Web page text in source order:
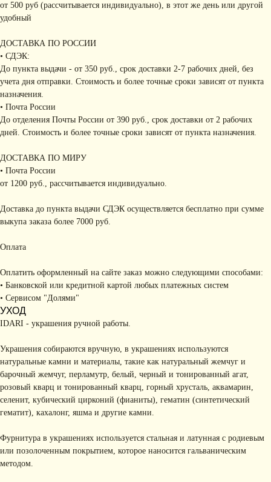
от 500 руб (рассчитывается индивидуально), в этот же день или другой
удобный
ДОСТАВКА ПО РОССИИ
• СДЭК:
До пункта выдачи - от 350 руб., срок доставки 2-7 рабочих дней, без
учета дня отправки. Стоимость и более точные сроки зависят от пункта
назначения.
• Почта России
До отделения Почты России от 390 руб., срок доставки от 2 рабочих
дней. Стоимость и более точные сроки зависят от пункта назначения.
ДОСТАВКА ПО МИРУ
• Почта России
от 1200 руб., рассчитывается индивидуально.
Доставка до пункта выдачи СДЭК осуществляется бесплатно при сумме
выкупа заказа более 7000 руб.
Оплата
Оплатить оформленный на сайте заказ можно следующими способами:
• Банковской или кредитной картой любых платежных систем
• Сервисом "Долями"
УХОД
IDARI - украшения ручной работы.
Украшения собираются вручную, в украшениях используются
натуральные камни и материалы, такие как натуральный жемчуг и
барочный жемчуг, перламутр, белый, черный и тонированный агат,
розовый кварц и тонированный кварц, горный хрусталь, аквамарин,
селенит, кубический цирконий (фианиты), гематин (синтетический
гематит), кахалонг, яшма и другие камни.
Фурнитура в украшениях используется стальная и латунная с родиевым
или позолоченным покрытием, которое наносится гальваническим
методом.
• Доставка и оплата
• Об IDARI
• Главная
• Каталог
idari.brand@mail.ru
+ 7 (916) 958-00-78
КОНТАКТЫ
МАГАЗИНА